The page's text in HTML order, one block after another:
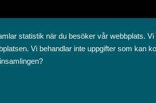
statistik när du besöker vår webbplats.
Vi behandlar inte uppgifter som kan